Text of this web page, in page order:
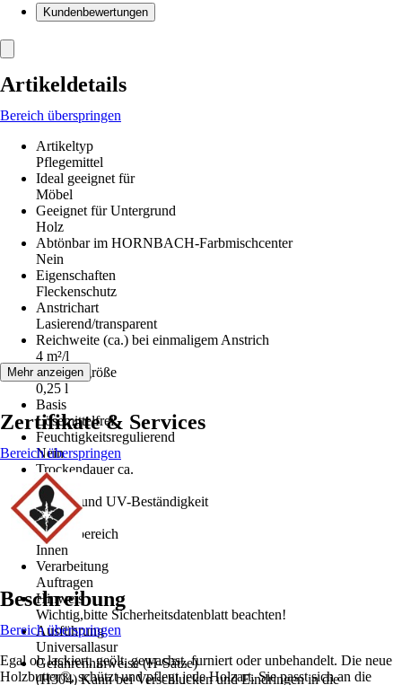
Kundenbewertungen
Artikeldetails
Bereich überspringen
Artikeltyp
Pflegemittel
Ideal geeignet für
Möbel
Geeignet für Untergrund
Holz
Abtönbar im HORNBACH-Farbmischcenter
Nein
Eigenschaften
Fleckenschutz
Anstrichart
Lasierend/transparent
Reichweite (ca.) bei einmaligem Anstrich
4 m²/l
Gebindegröße
0,25 l
Basis
Lösemittelfrei
Feuchtigkeitsregulierend
Nein
Trockendauer ca.
0,5 h
Wetter- und UV-Beständigkeit
Nein
Einsatzbereich
Innen
Verarbeitung
Auftragen
Hinweis
Wichtig,bitte Sicherheitsdatenblatt beachten!
Ausführung
Universallasur
Gefahrenhinweise (H-Sätze)
(H304) Kann bei Verschlucken und Eindringen in die
Mehr anzeigen
Zertifikate & Services
Bereich überspringen
Beschreibung
Bereich überspringen
Egal ob lackiert, geölt, gewachst, furniert oder unbehandelt. Die neue
Holzbutter®, schützt und pflegt jede Holzart. Sie passt sich an die